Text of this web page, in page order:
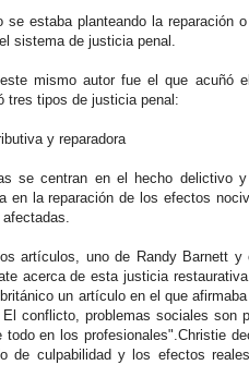
se estaba planteando la reparación
sistema de justicia penal.
este mismo autor fue el que acuñó
tres tipos de justicia penal:
y reparadora
se centran en el hecho delictivo
en la reparación de los efectos
artículos, uno de Randy Barnett y
acerca de esta justicia
un artículo en el que
El conflicto, problemas sociales
todo en los profesionales".Christie
de culpabilidad y los efectos